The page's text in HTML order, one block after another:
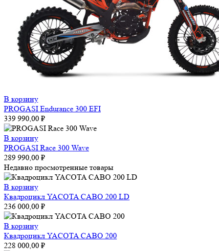
В корзину
PROGASI Endurance 300 EFI
339 990,00 ₽
В корзину
PROGASI Race 300 Wave
289 990,00 ₽
Недавно просмотренные товары
В корзину
Квадроцикл YACOTA CABO 200 LD
236 000,00 ₽
В корзину
Квадроцикл YACOTA CABO 200
228 000,00 ₽